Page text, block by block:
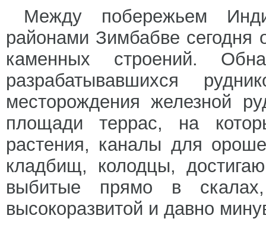
Между побережьем
районами Зимбабве сегодня
каменных строений.
разрабатывавшихся
месторождения железной
площади террас, на
растения, каналы для
кладбищ, колодцы,
выбитые прямо в
высокоразвитой и давно